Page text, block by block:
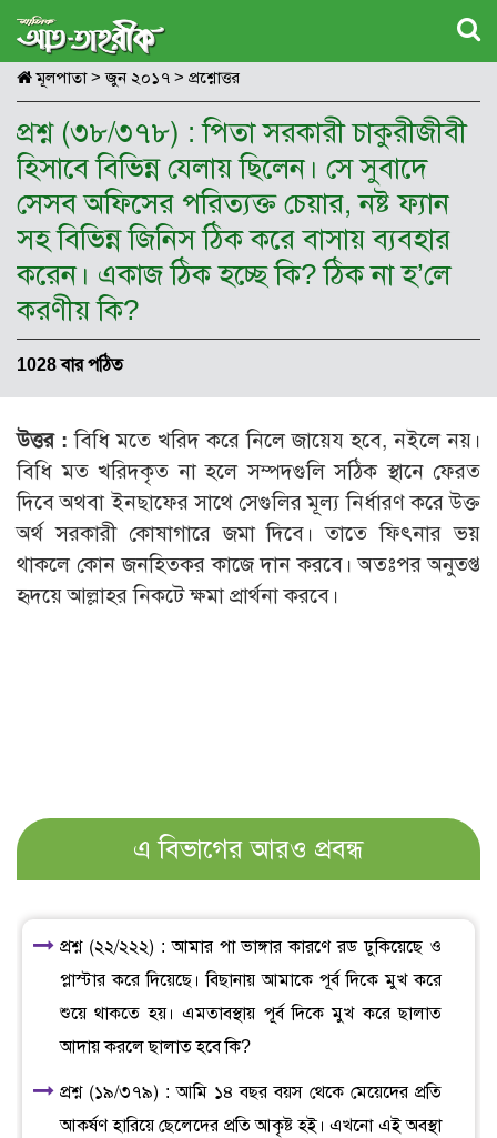
মূলপাতা> জুন ২০১৭ > প্রশ্নোত্তর
প্রশ্ন (৩৮/৩৭৮) : পিতা সরকারী চাকুরীজীবী
হিসাবে বিভিন্ন যেলায় ছিলেন। সে সুবাদে
সেসব অফিসের পরিত্যক্ত চেয়ার, নষ্ট ফ্যান
সহ বিভিন্ন জিনিস ঠিক করে বাসায় ব্যবহার
করেন। একাজ ঠিক হচ্ছে কি? ঠিক না হ’লে
করণীয় কি?
1028 বার পঠিত
উত্তর :বিধি মতে খরিদ করে নিলে জায়েয হবে, নইলে নয়।
বিধি মত খরিদকৃত না হলে সম্পদগুলি সঠিক স্থানে ফেরত
দিবে অথবা ইনছাফের সাথে সেগুলির মূল্য নির্ধারণ করে উক্ত
অর্থ সরকারী কোষাগারে জমা দিবে। তাতে ফিৎনার ভয়
থাকলে কোন জনহিতকর কাজে দান করবে। অতঃপর অনুতপ্ত
হৃদয়ে আল্লাহর নিকটে ক্ষমা প্রার্থনা করবে।
এ বিভাগের আরও প্রবন্ধ
প্রশ্ন (২২/২২২) : আমার পা ভাঙ্গার কারণে রড ঢুকিয়েছে ও
প্লাস্টার করে দিয়েছে। বিছানায় আমাকে পূর্ব দিকে মুখ করে
শুয়ে থাকতে হয়। এমতাবস্থায় পূর্ব দিকে মুখ করে ছালাত
আদায় করলে ছালাত হবে কি?
প্রশ্ন (১৯/৩৭৯) : আমি ১৪ বছর বয়স থেকে মেয়েদের প্রতি
আকর্ষণ হারিয়ে ছেলেদের প্রতি আকৃষ্ট হই। এখনো এই অবস্থা